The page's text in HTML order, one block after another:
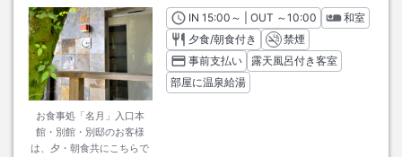
お食事処「名月」入口本
館・別館・別邸のお客様
は、夕・朝食共にこちらで
INチェックイン
15:00 ～ | OUT チェックアウト
～10:00
和室
夕食/朝食付き
禁煙
事前支払い
露天風呂付き客室
部屋に温泉給湯